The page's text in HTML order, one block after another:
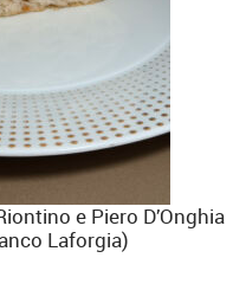
e Piero D’Onghia
Laforgia)